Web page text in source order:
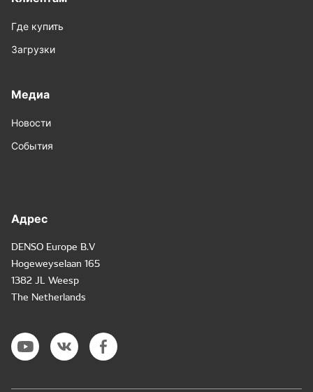
Где купить
Загрузки
Медиа
Новости
События
Адрес
DENSO Europe B.V
Hogeweyselaan 165
1382 JL Weesp
The Netherlands